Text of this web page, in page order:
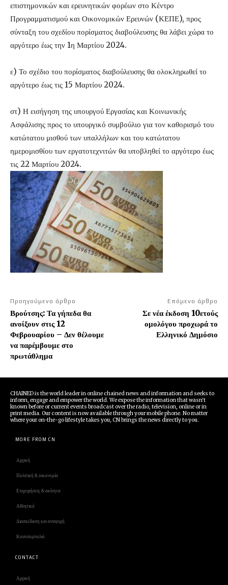
επιστημονικών και ερευνητικών φορέων στο Κέντρο
Προγραμματισμού και Οικονομικών Ερευνών (ΚΕΠΕ), προς
σύνταξη του σχεδίου πορίσματος διαβούλευσης θα λάβει χώρα το
αργότερο έως την 1η Μαρτίου 2024.
ε) Το σχέδιο του πορίσματος διαβούλευσης θα ολοκληρωθεί το
αργότερο έως τις 15 Μαρτίου 2024.
στ) Η εισήγηση της υπουργού Εργασίας και Κοινωνικής
Ασφάλισης προς το υπουργικό συμβούλιο για τον καθορισμό του
κατώτατου μισθού των υπαλλήλων και του κατώτατου
ημερομισθίου των εργατοτεχνιτών θα υποβληθεί το αργότερο έως
τις 22 Μαρτίου 2024.
Προηγούμενο άρθρο
Βρούτσης: Τα γήπεδα θα
ανοίξουν στις 12
Φεβρουαρίου – Δεν θέλουμε
να παρέμβουμε στο
πρωτάθλημα
Επόμενο άρθρο
Σε νέα έκδοση 10ετούς
ομολόγου προχωρά το
Ελληνικό Δημόσιο
CHAINED is the world leader in online chained news and information and seeks to
inform, engage and empower the world. We expose the information that wasn't
known before or current events broadcast over the radio, television, online or in
print media. Our content is now available through your mobile phone. No matter
where your on-the-go lifestyle takes you, CN brings the news directly to you.
MORE FROM CN
Αρχική
Πολιτική & οικονομία
Επιχειρήσεις & ακίνητα
Αθλητικά
Διασκέδαση και αναψυχή
Κουτσομπολιό
CONTACT
Αρχική